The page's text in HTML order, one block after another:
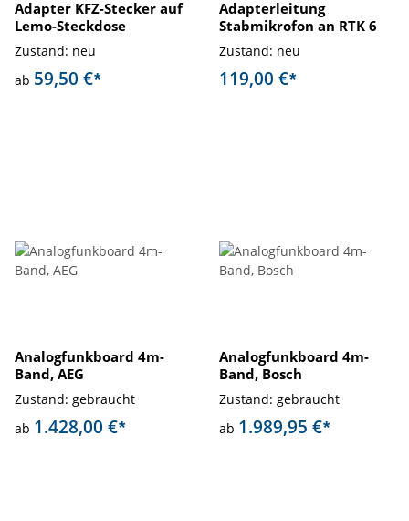
Adapter KFZ-Stecker auf
Lemo-Steckdose
Zustand: neu
ab 59,50 €*
Adapterleitung
Stabmikrofon an RTK 6
Zustand: neu
119,00 €*
Analogfunkboard 4m-
Band, AEG
Zustand: gebraucht
ab 1.428,00 €*
Analogfunkboard 4m-
Band, Bosch
Zustand: gebraucht
ab 1.989,95 €*